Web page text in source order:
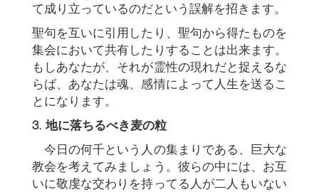
て成り立っているのだという誤解を招きます。
聖句を互いに引用したり、聖句から得たものを
集会において共有したりすることは出来ます。
もしあなたが、それが霊性の現れだと捉えるな
らば、あなたは魂、感情によって人生を送るこ
とになります。
3. 地に落ちるべき麦の粒
今日の何千という人の集まりである、巨大な
教会を考えてみましょう。彼らの中には、お互
いに敬虔な交わりを持ってる人が二人もいない